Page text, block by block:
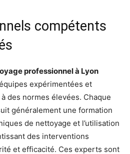
compétents
professionnel à Lyon
expérimentées et
des normes élevées. Chaque
généralement une formation
de nettoyage et l’utilisation
des interventions
et efficacité. Ces experts sont